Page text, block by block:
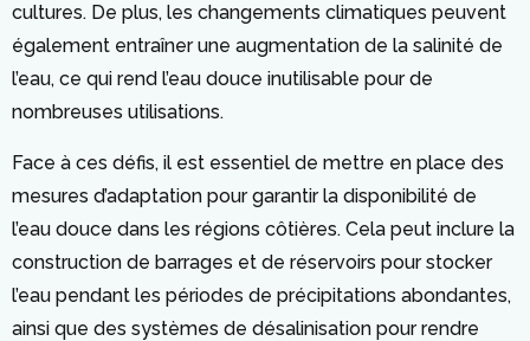
cultures. De plus, les changements climatiques peuvent
également entraîner une augmentation de la salinité de
l’eau, ce qui rend l’eau douce inutilisable pour de
nombreuses utilisations.
Face à ces défis, il est essentiel de mettre en place des
mesures d’adaptation pour garantir la disponibilité de
l’eau douce dans les régions côtières. Cela peut inclure la
construction de barrages et de réservoirs pour stocker
l’eau pendant les périodes de précipitations abondantes,
ainsi que des systèmes de désalinisation pour rendre